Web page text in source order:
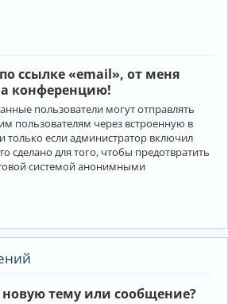
ссылке «email», от меня
конференцию!
пользователи могут отправлять
пользователям через встроенную в
если администратор включил
сделано для того, чтобы предотвратить
системой анонимными
новую тему или сообщение?